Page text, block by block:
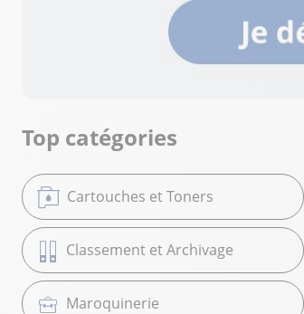
Top catégories
Cartouches et Toners
Classement et Archivage
Maroquinerie